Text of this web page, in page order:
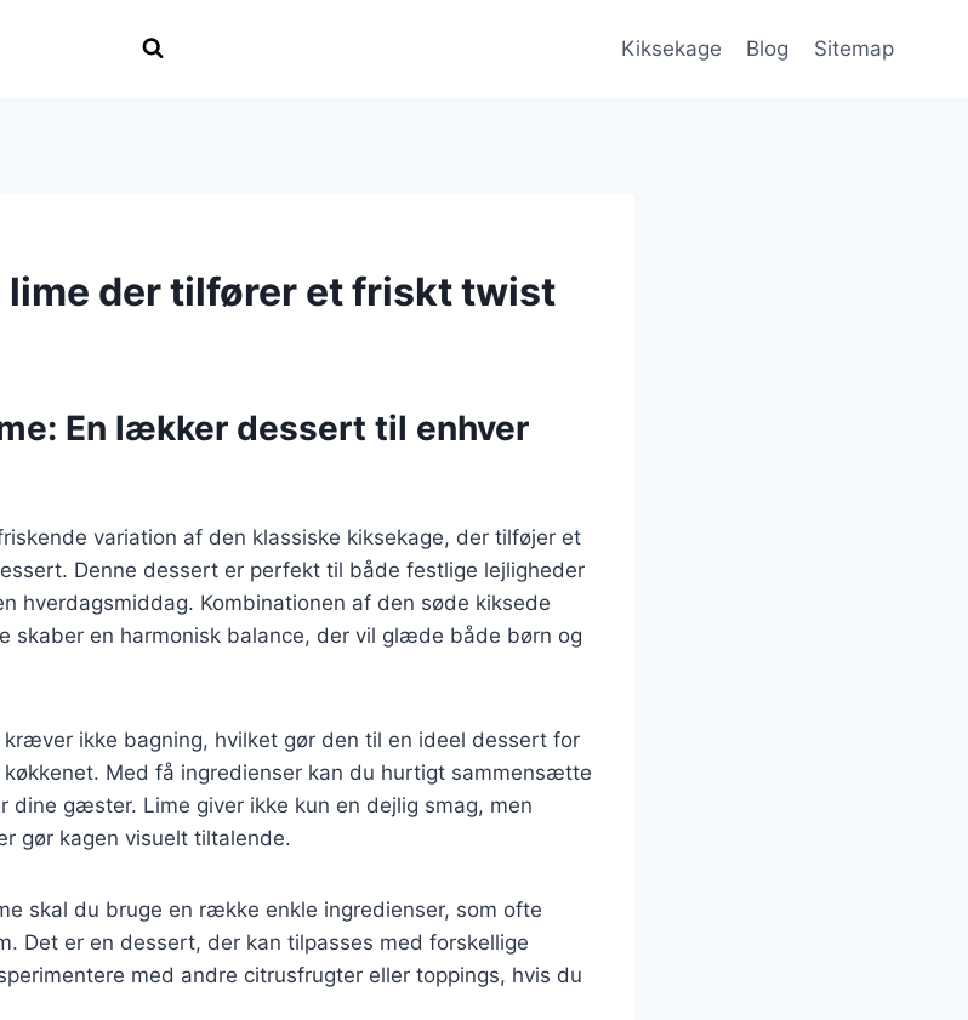
Kiksekage Blog Sitemap
lime der tilfører et friskt twist
En lækker dessert til enhver
variation af den klassiske kiksekage, der tilføjer et
Denne dessert er perfekt til både festlige lejligheder
hverdagsmiddag. Kombinationen af den søde kiksede
skaber en harmonisk balance, der vil glæde både børn og
kræver ikke bagning, hvilket gør den til en ideel dessert for
Med få ingredienser kan du hurtigt sammensætte
dine gæster. Lime giver ikke kun en dejlig smag, men
gør kagen visuelt tiltalende.
skal du bruge en række enkle ingredienser, som ofte
Det er en dessert, der kan tilpasses med forskellige
med andre citrusfrugter eller toppings, hvis du